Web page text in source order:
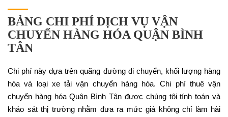
BẢNG CHI PHÍ DỊCH VỤ VẬN
CHUYỂN HÀNG HÓA QUẬN BÌNH
TÂN
Chi phí này dựa trên quãng đường di chuyển, khối lượng hàng
hóa và loại xe tải vận chuyển hàng hóa. Chi phí thuê vận
chuyển hàng hóa Quận Bình Tân được chúng tôi tính toán và
khảo sát thị trường nhằm đưa ra mức giá không chỉ làm hài